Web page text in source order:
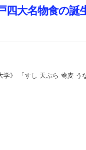
大名物食の誕
学》 「すし 天ぷら 蕎麦